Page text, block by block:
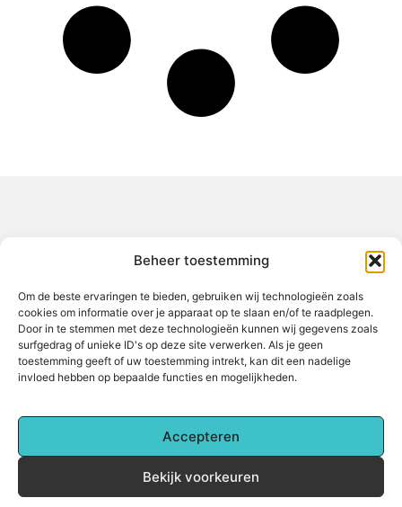
Beheer toestemming
Om de beste ervaringen te bieden, gebruiken wij technologieën zoals
cookies om informatie over je apparaat op te slaan en/of te raadplegen.
Door in te stemmen met deze technologieën kunnen wij gegevens zoals
surfgedrag of unieke ID's op deze site verwerken. Als je geen
toestemming geeft of uw toestemming intrekt, kan dit een nadelige
invloed hebben op bepaalde functies en mogelijkheden.
Accepteren
Bekijk voorkeuren
Jouw gids voor inspiratie en tips uit het dagelijks leven.
Ontdek een brede verzameling blogs en artikelen die je helpen
om het meeste uit elke dag te halen, met praktische adviezen
en verrassende inzichten.
Bericht categorie
Main Links